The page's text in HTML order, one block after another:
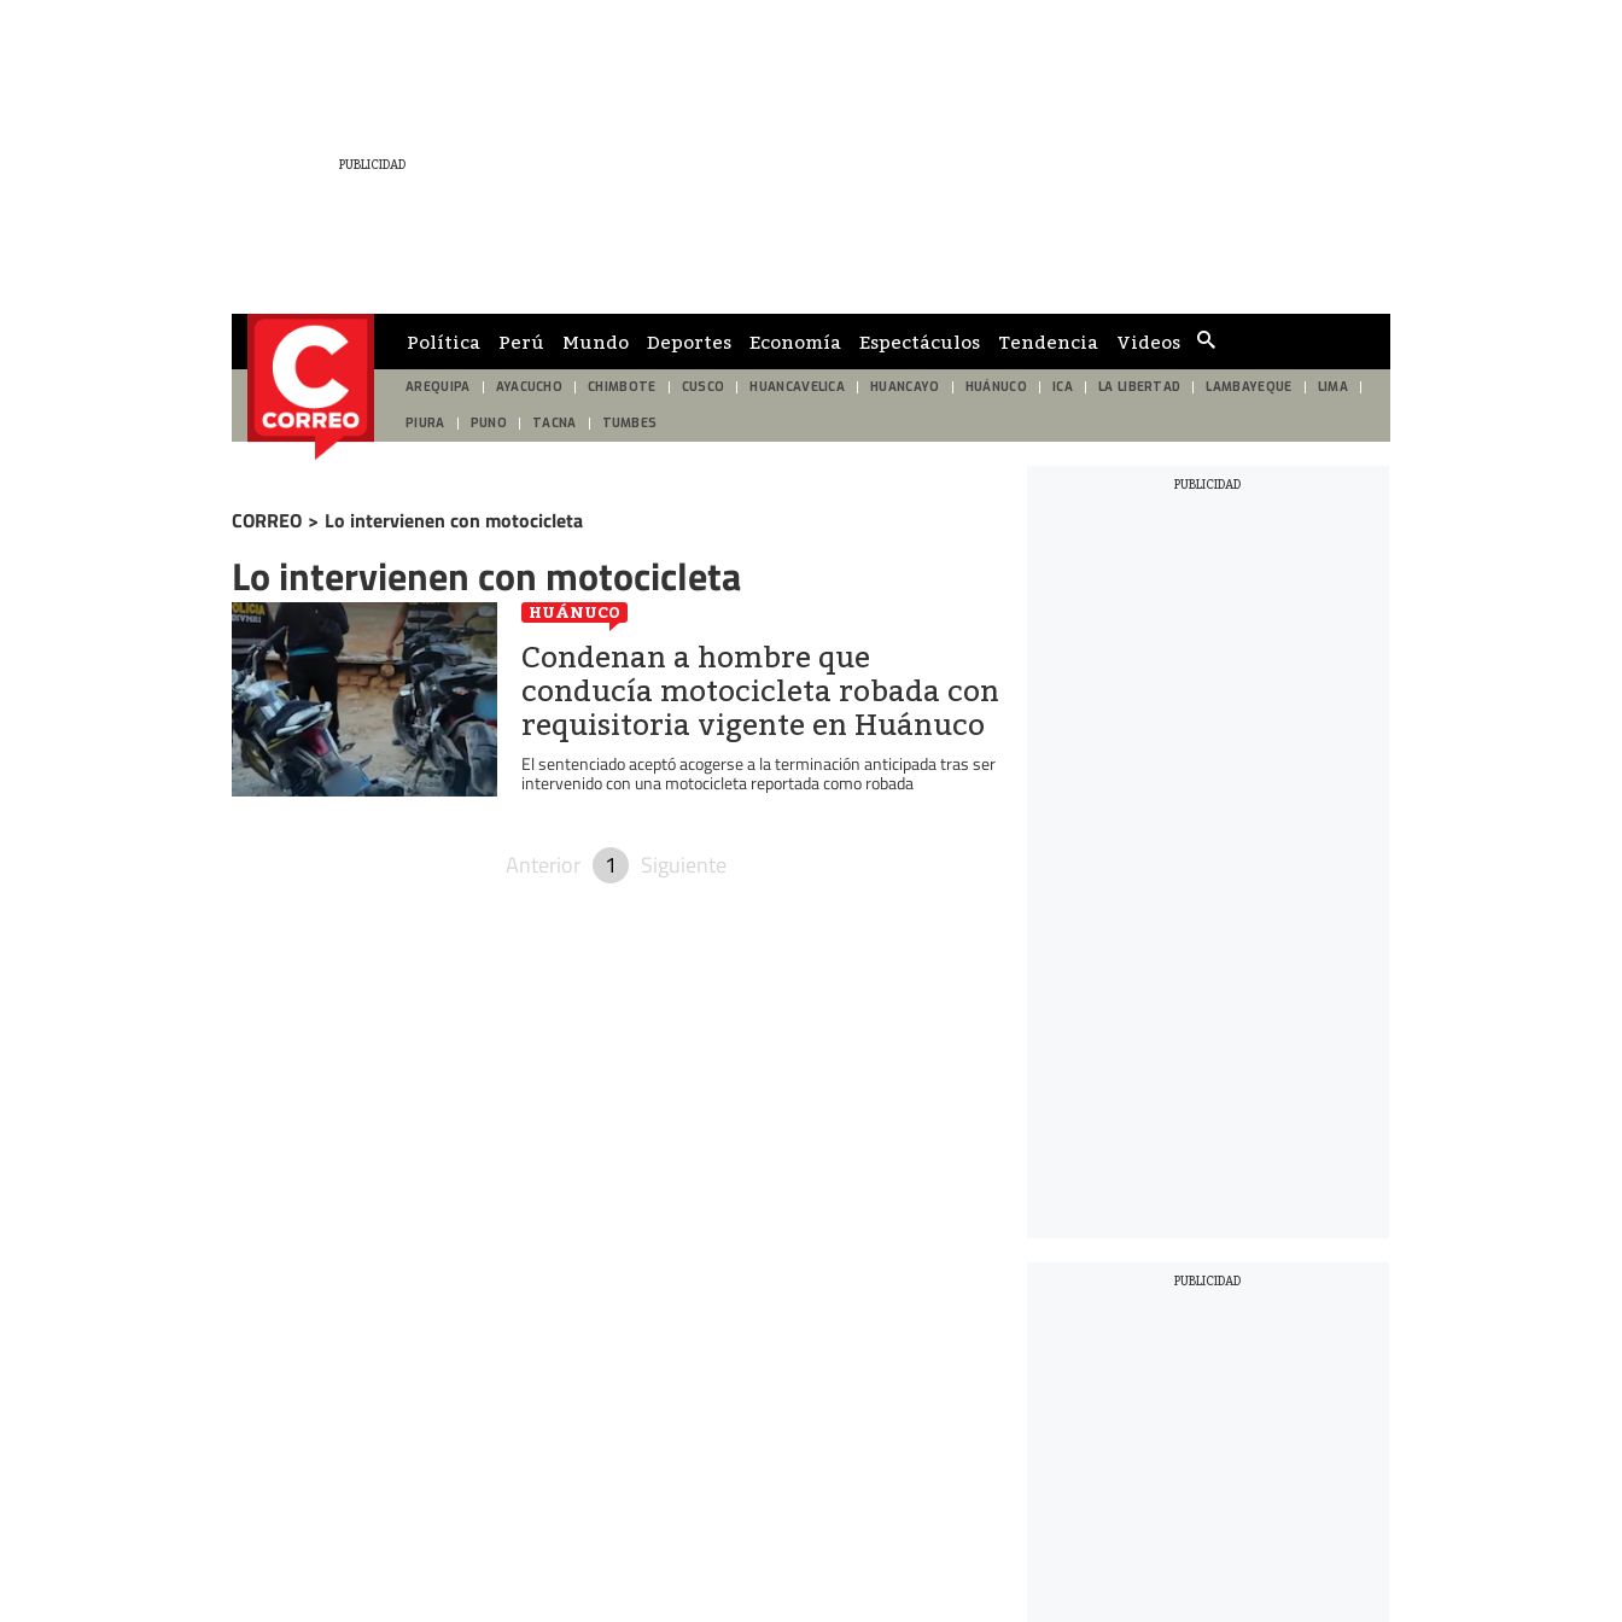
de
búsqueda
Política Perú Mundo Deportes Economía Espectáculos Tendencia Videos
AREQUIPA AYACUCHO CHIMBOTE CUSCO HUANCAVELICA HUANCAYO HUÁNUCO ICA LA LIBERTAD LAMBAYEQUE LIMA
PIURA PUNO TACNA TUMBES
CORREO > Lo intervienen con motocicleta
Lo intervienen con motocicleta
HUÁNUCO
Condenan a hombre que
conducía motocicleta robada con
requisitoria vigente en Huánuco
El sentenciado aceptó acogerse a la terminación anticipada tras ser
intervenido con una motocicleta reportada como robada
Anterior 1 Siguiente